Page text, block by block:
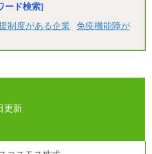
ード検索]
制度がある企業
免疫機能障が
更新